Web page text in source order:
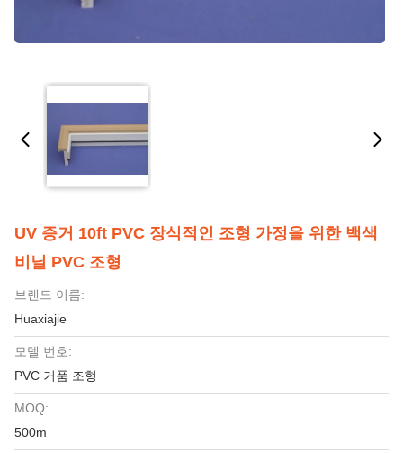
UV 증거 10ft PVC 장식적인 조형 가정을 위한 백색
비닐 PVC 조형
브랜드 이름:
Huaxiajie
모델 번호:
PVC 거품 조형
MOQ:
500m